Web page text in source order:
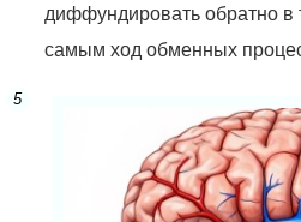
диффундировать обратно в
самым ход обменных